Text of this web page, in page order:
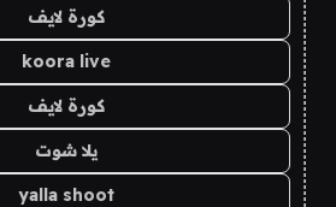
كورة لايف
koora live
كورة لايف
يلا شوت
yalla shoot